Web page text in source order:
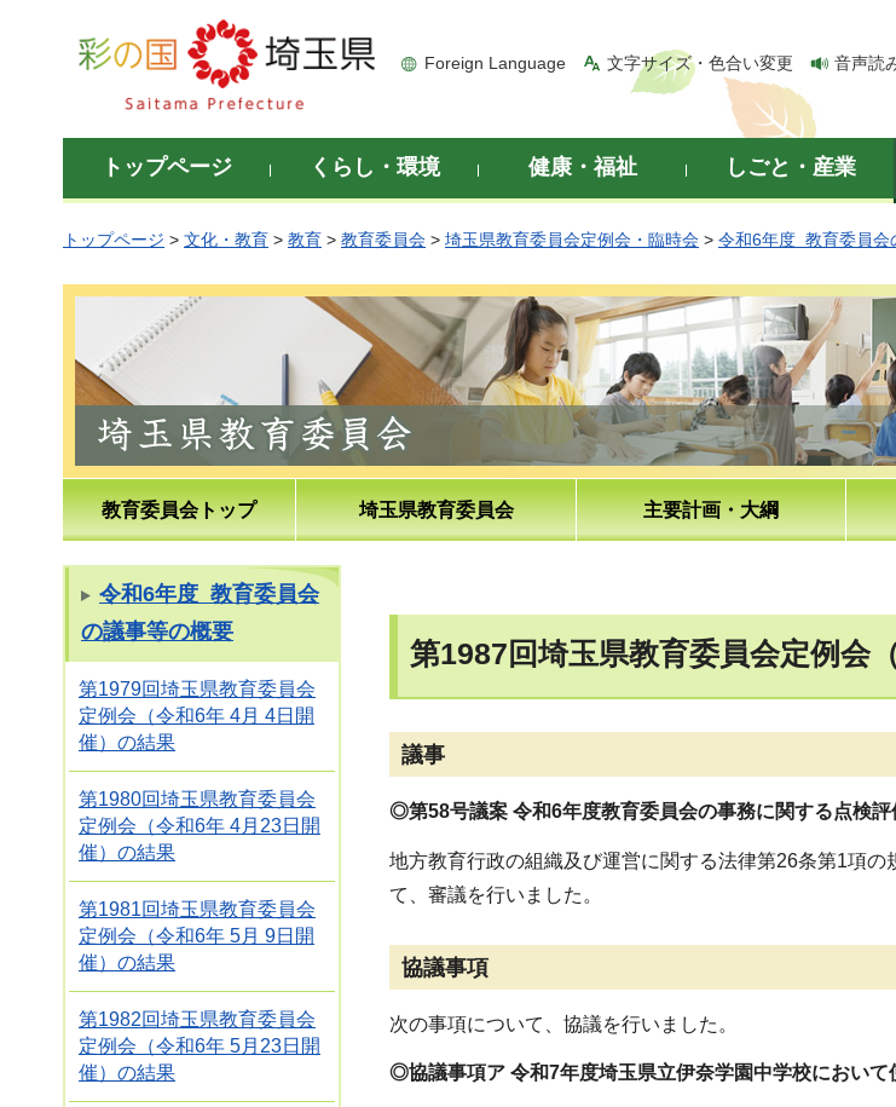
彩の国 埼玉県
Foreign Language 文字サイズ・色合い変更 音声読
トップページ くらし・環境 健康・福祉 しごと・産業
トップページ > 文化・教育 > 教育 > 教育委員会 > 埼玉県教育委員会定例会・臨時会 > 令和6年度 教育委員会
教育委員会トップ 埼玉県教育委員会 主要計画・大綱
令和6年度 教育委員会
の議事等の概要
第1979回埼玉県教育委員会
定例会（令和6年 4月 4日開
催）の結果
第1980回埼玉県教育委員会
定例会（令和6年 4月23日開
催）の結果
第1981回埼玉県教育委員会
定例会（令和6年 5月 9日開
催）の結果
第1982回埼玉県教育委員会
定例会（令和6年 5月23日開
催）の結果
第1987回埼玉県教育委員会定例会
議事
◎第58号議案 令和6年度教育委員会の事務に関する点検評
地方教育行政の組織及び運営に関する法律第26条第1項
て、審議を行いました。
協議事項
次の事項について、協議を行いました。
◎協議事項ア 令和7年度埼玉県立伊奈学園中学校において